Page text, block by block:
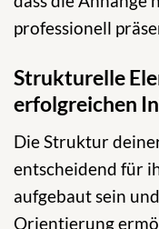
professionell
Strukturelle
erfolgreichen
Die Struktur
entscheidend für
aufgebaut sein
Orientierung